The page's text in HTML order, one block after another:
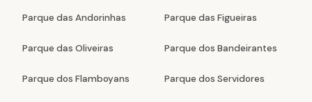
Parque das Andorinhas Parque das Figueiras
Parque das Oliveiras Parque dos Bandeirantes
Parque dos Flamboyans Parque dos Servidores